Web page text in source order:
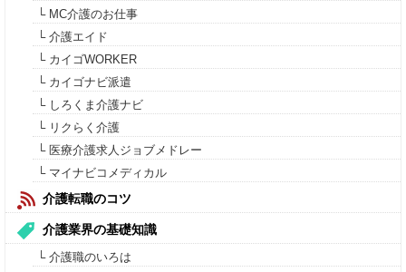
└ MC介護のお仕事
└ 介護エイド
└ カイゴWORKER
└ カイゴナビ派遣
└ しろくま介護ナビ
└ リクらく介護
└ 医療介護求人ジョブメドレー
└ マイナビコメディカル
介護転職のコツ
介護業界の基礎知識
└ 介護職のいろは